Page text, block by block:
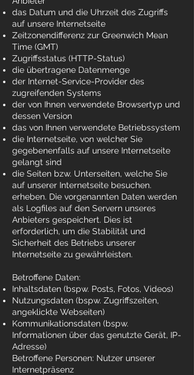
das Datum und die Uhrzeit des Zugriffs
auf unsere Internetseite
Zeitzonendifferenz zur Greenwich Mean
Time (GMT)
Zugriffsstatus (HTTP-Status)
die übertragene Datenmenge
der Internet-Service-Provider des
zugreifenden Systems
der von Ihnen verwendete Browsertyp und
dessen Version
das von Ihnen verwendete Betriebssystem
die Internetseite, von welcher Sie
gegebenenfalls auf unsere Internetseite
gelangt sind
die Seiten bzw. Unterseiten, welche Sie
auf unserer Internetseite besuchen.
erheben. Die vorgenannten Daten werden
als Logfiles auf den Servern unseres
Anbieters gespeichert. Dies ist
erforderlich, um die Stabilität und
Sicherheit des Betriebs unserer
Internetseite zu gewährleisten.
Betroffene Daten:
Inhaltsdaten (bspw. Posts, Fotos, Videos)
Nutzungsdaten (bspw. Zugriffszeiten,
angeklickte Webseiten)
Kommunikationsdaten (bspw.
Informationen über das genutzte Gerät, IP-
Adresse)
Betroffene Personen: Nutzer unserer
Internetpräsenz